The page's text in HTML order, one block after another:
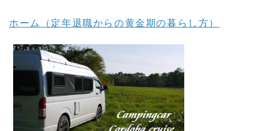
ホーム（定年退職からの黄金期の暮らし方）